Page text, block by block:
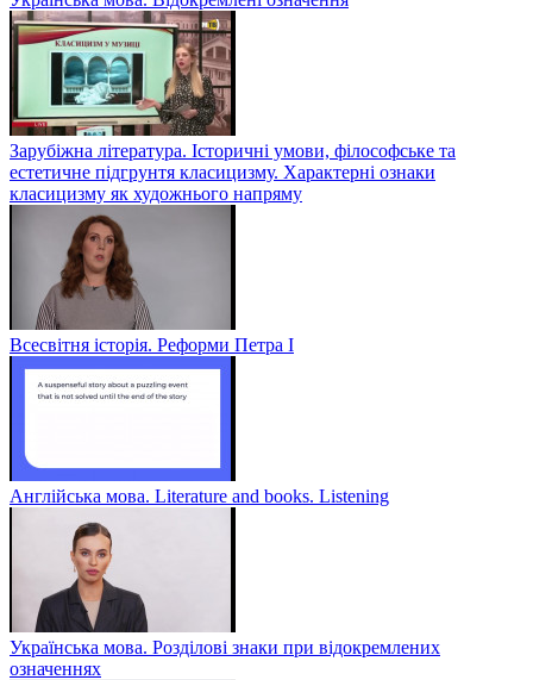
Зарубіжна література. Історичні умови, філософське та
естетичне підгрунтя класицизму. Характерні ознаки
класицизму як художнього напряму
Всесвітня історія. Реформи Петра І
Англійська мова. Literature and books. Listening
Українська мова. Розділові знаки при відокремлених
означеннях